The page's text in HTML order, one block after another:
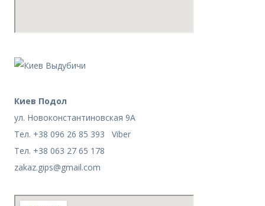
Киев Подол
ул. Новоконстантиновская 9А
Тел. +38 096 26 85 393 Viber
Тел. +38 063 27 65 178
zakaz.gips@gmail.com